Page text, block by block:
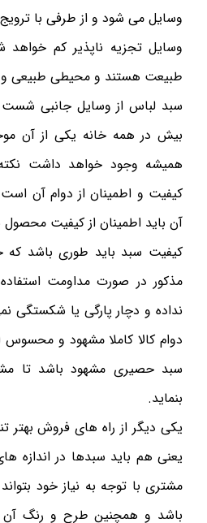
وسایل می شود و از طرفی با
وسایل تجزیه ناپذیر کم خواهد
طبیعت هستند و محیطی طبیعی و
سبد لباس از وسایل جانبی
بیش در همه خانه یکی از آن
همیشه وجود خواهد داشت
کیفیت و اطمینان از دوام آن است
آن باید اطمینان از کیفیت محصول
کیفیت سبد باید طوری باشد که
مذکور در صورت مداومت
نداده و دچار پارگی یا شکستگی
دوام کالا کاملا مشهود و محسوس
سبد حصیری مشهود باشد تا
بنماید.
یکی دیگر از راه های فروش
یعنی هم باید سبدها در اندازه
مشتری با توجه به نیاز خود
باشد و همچنین طرح و رنگ آن